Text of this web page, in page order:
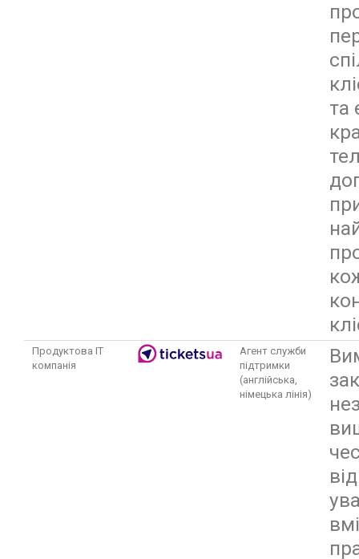
та
Продуктова IT
компанія
Агент служби
підтримки
(англійська,
німецька лінія)